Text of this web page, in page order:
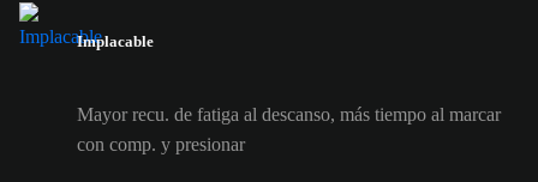
Implacable
Mayor recu. de fatiga al descanso, más tiempo al marcar
con comp. y presionar